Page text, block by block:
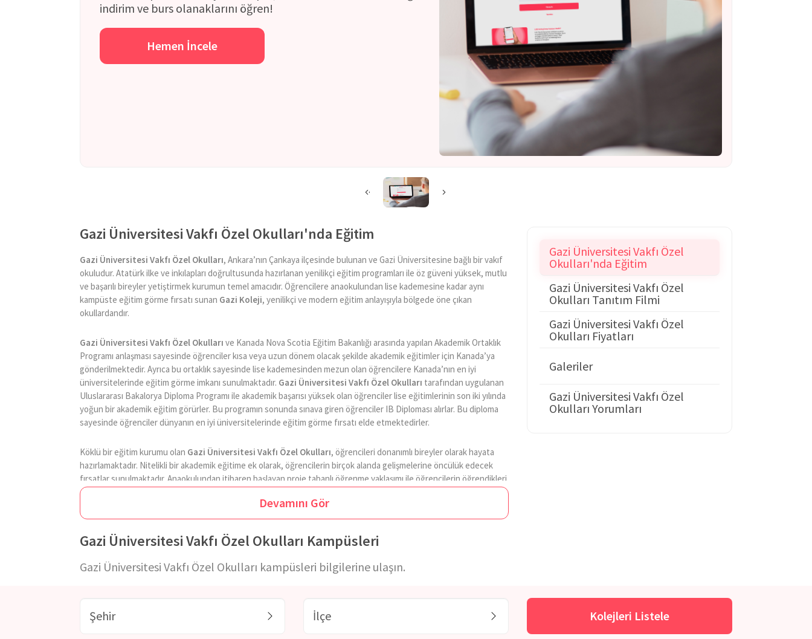
indirim ve burs olanaklarını öğren!
Hemen İncele
Gazi Üniversitesi Vakfı Özel Okulları'nda Eğitim
Gazi Üniversitesi Vakfı Özel Okulları, Ankara’nın Çankaya ilçesinde bulunan ve Gazi Üniversitesine bağlı bir vakıf
okuludur. Atatürk ilke ve inkılapları doğrultusunda hazırlanan yenilikçi eğitim programları ile öz güveni yüksek, mutlu
ve başarılı bireyler yetiştirmek kurumun temel amacıdır. Öğrencilere anaokulundan lise kademesine kadar aynı
kampüste eğitim görme fırsatı sunan Gazi Koleji, yenilikçi ve modern eğitim anlayışıyla bölgede öne çıkan
okullardandır.
Gazi Üniversitesi Vakfı Özel Okulları ve Kanada Nova Scotia Eğitim Bakanlığı arasında yapılan Akademik Ortaklık
Programı anlaşması sayesinde öğrenciler kısa veya uzun dönem olacak şekilde akademik eğitimler için Kanada’ya
gönderilmektedir. Ayrıca bu ortaklık sayesinde lise kademesinden mezun olan öğrencilere Kanada’nın en iyi
üniversitelerinde eğitim görme imkanı sunulmaktadır. Gazi Üniversitesi Vakfı Özel Okulları tarafından uygulanan
Uluslararası Bakalorya Diploma Programı ile akademik başarısı yüksek olan öğrenciler lise eğitimlerinin son iki yılında
yoğun bir akademik eğitim görürler. Bu programın sonunda sınava giren öğrenciler IB Diploması alırlar. Bu diploma
sayesinde öğrenciler dünyanın en iyi üniversitelerinde eğitim görme fırsatı elde etmektedirler.
Köklü bir eğitim kurumu olan Gazi Üniversitesi Vakfı Özel Okulları, öğrencileri donanımlı bireyler olarak hayata
hazırlamaktadır. Nitelikli bir akademik eğitime ek olarak, öğrencilerin birçok alanda gelişmelerine öncülük edecek
fırsatlar sunulmaktadır. Anaokulundan itibaren başlayan proje tabanlı öğrenme yaklaşımı ile öğrencilerin öğrendikleri
bilgileri projeler ile pekiştirmeleri hedeflenmektedir. Kurum tarafından düzenlenen çeşitli spor faaliyetleri ile
öğrencilerin fiziksel gelişimleri desteklenirken, takım oyunları sayesinde öğrencilerde ekip çalışması bilinci
oluşmaktadır. Gazi Üniversitesi Vakfı Özel Okulları bünyesinde bulundurduğu kulüpler sayesinde öğrencilerin ilgi ve
yeteneklerine yönelik çalışmalar yapmasına fırsat sunmaktadır. Böylece öğrenciler kendilerini akademik anlamda
geliştirirken aynı zamanda farklı alanlarda da donanımlı bireyler olabilmektedirler.
Gazi Kolejieğitim dünyasında olan gelişmeleri yakından takip eden kurum, teknolojik altyapısı sayesinde sürekli
kademesinden mezun olan öğrencinin bir sonraki eğitim kademesi için gerekli yetkinliğe sahip olması
Devamını Gör
Gazi Üniversitesi Vakfı Özel
Okulları'nda Eğitim
Gazi Üniversitesi Vakfı Özel
Okulları Tanıtım Filmi
Gazi Üniversitesi Vakfı Özel
Okulları Fiyatları
Galeriler
Gazi Üniversitesi Vakfı Özel
Okulları Yorumları
Gazi Üniversitesi Vakfı Özel Okulları Kampüsleri
Gazi Üniversitesi Vakfı Özel Okulları kampüsleri bilgilerine ulaşın.
Kolejleri Listele